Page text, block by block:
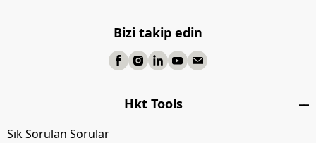
Bizi takip edin
Hkt Tools
Sık Sorulan Sorular